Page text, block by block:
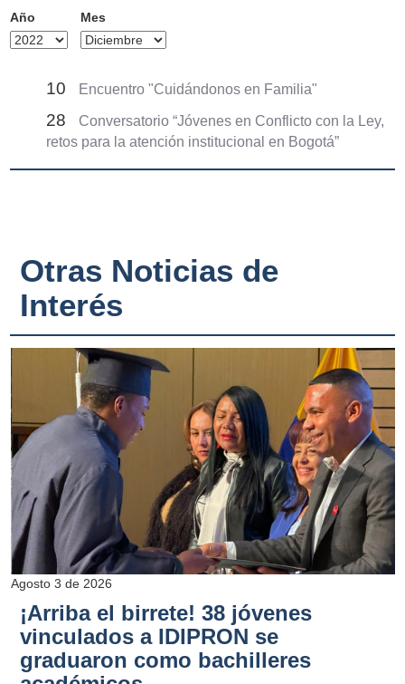
Año Mes
10 Encuentro "Cuidándonos en Familia"
28
Conversatorio “Jóvenes en Conflicto con la Ley,
retos para la atención institucional en Bogotá”
Otras Noticias de
Interés
Agosto 3 de 2026
¡Arriba el birrete! 38 jóvenes
vinculados a IDIPRON se
graduaron como bachilleres